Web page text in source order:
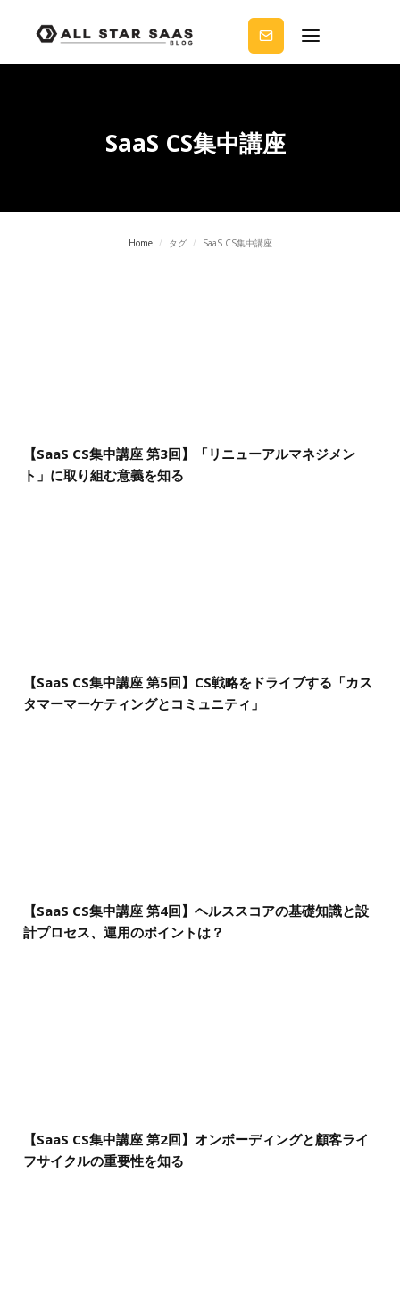
ノウ
ハウ
を受
SaaS CS集中講座
Home / タグ / SaaS CS集中講座
【SaaS CS集中講座 第3回】「リニューアルマネジメン
ト」に取り組む意義を知る
【SaaS CS集中講座 第5回】CS戦略をドライブする「カス
タマーマーケティングとコミュニティ」
【SaaS CS集中講座 第4回】ヘルススコアの基礎知識と設
計プロセス、運用のポイントは？
【SaaS CS集中講座 第2回】オンボーディングと顧客ライ
フサイクルの重要性を知る